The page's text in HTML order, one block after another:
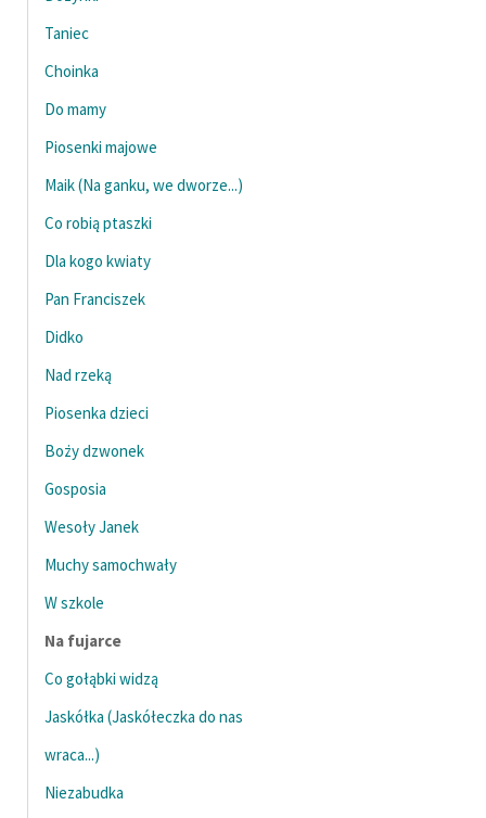
twórców przechodzących
do domeny publicznej,
Starego Testamentu
Lektur
Kontakt
O projekcie
Zespół
Zasady wykorzystania
Wolnych Lektur
Logotypy
Materiały promocyjne
Polityka prywatności
Regulamin biblioteki
sprawozdania finansowe
Taniec
Choinka
Do mamy
Piosenki majowe
Maik (Na ganku, we dworze...)
Co robią ptaszki
Dla kogo kwiaty
Pan Franciszek
Didko
Nad rzeką
Piosenka dzieci
Boży dzwonek
Gosposia
Wesoły Janek
Muchy samochwały
W szkole
Na fujarce
Co gołąbki widzą
Jaskółka (Jaskółeczka do nas
wraca...)
Niezabudka